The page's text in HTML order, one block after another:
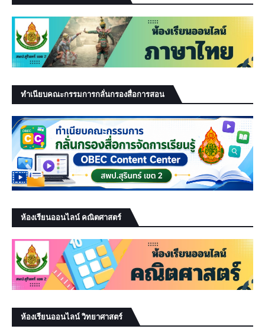
ทำเนียบคณะกรรมการกลั่นกรองสื่อการสอน
ห้องเรียนออนไลน์ คณิตศาสตร์
ห้องเรียนออนไลน์ วิทยาศาสตร์